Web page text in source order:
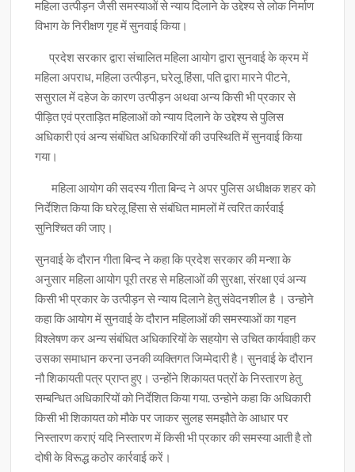
महिला उत्पीड़न जैसी समस्याओं से न्याय दिलाने के उद्देश्य से लोक निर्माण
विभाग के निरीक्षण गृह में सुनवाई किया।
प्रदेश सरकार द्वारा संचालित महिला आयोग द्वारा सुनवाई के क्रम में
महिला अपराध, महिला उत्पीड़न, घरेलू हिंसा, पति द्वारा मारने पीटने,
ससुराल में दहेज के कारण उत्पीड़न अथवा अन्य किसी भी प्रकार से
पीड़ित एवं प्रताड़ित महिलाओं को न्याय दिलाने के उद्देश्य से पुलिस
अधिकारी एवं अन्य संबंधित अधिकारियों की उपस्थिति में सुनवाई किया
गया।
महिला आयोग की सदस्य गीता बिन्द ने अपर पुलिस अधीक्षक शहर को
निर्देशित किया कि घरेलू हिंसा से संबंधित मामलों में त्वरित कार्रवाई
सुनिश्चित की जाए।
सुनवाई के दौरान गीता बिन्द ने कहा कि प्रदेश सरकार की मन्शा के
अनुसार महिला आयोग पूरी तरह से महिलाओं की सुरक्षा, संरक्षा एवं अन्य
किसी भी प्रकार के उत्पीड़न से न्याय दिलाने हेतु संवेदनशील है । उन्होने
कहा कि आयोग में सुनवाई के दौरान महिलाओं की समस्याओं का गहन
विश्लेषण कर अन्य संबंधित अधिकारियों के सहयोग से उचित कार्यवाही कर
उसका समाधान करना उनकी व्यक्तिगत जिम्मेदारी है। सुनवाई के दौरान
नौ शिकायती पत्र प्राप्त हुए। उन्होंने शिकायत पत्रों के निस्तारण हेतु
सम्बन्धित अधिकारियों को निर्देशित किया गया. उन्होने कहा कि अधिकारी
किसी भी शिकायत को मौके पर जाकर सुलह समझौते के आधार पर
निस्तारण कराएं यदि निस्तारण में किसी भी प्रकार की समस्या आती है तो
दोषी के विरूद्ध कठोर कार्रवाई करें।